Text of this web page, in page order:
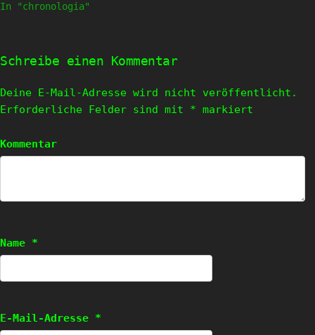
In "chronologia"
Schreibe einen Kommentar
Deine E-Mail-Adresse wird nicht veröffentlicht.
Erforderliche Felder sind mit * markiert
Kommentar
Name *
E-Mail-Adresse *